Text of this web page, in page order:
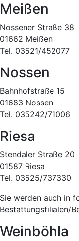
Meißen
Nossener Straße 38
01662 Meißen
Tel. 03521/452077
Nossen
Bahnhofstraße 15
01683 Nossen
Tel. 035242/71006
Riesa
Stendaler Straße 20
01587 Riesa
Tel. 03525/737330
Sie werden auch in
Bestattungsfilialen/
Weinböhla